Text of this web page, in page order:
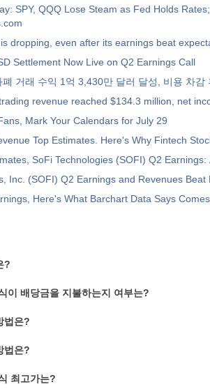
SPY, QQQ Lose Steam as Fed Holds
is dropping, even after its earnings beat
Settlement Now Live on Q2 Earnings Call
거래 수익 1억 3,430만 달러 달성, 비용 차감
revenue reached $134.3 million, net
Mark Your Calendars for July 29
Top Estimates. Here's Why Fintech
SoFi Technologies (SOFI) Q2
Inc. (SOFI) Q2 Earnings and Revenues Beat
Here's What Barchart Data Says
?
이 배당금을 지불하는지 여부는?
법은?
법은?
최고가는?